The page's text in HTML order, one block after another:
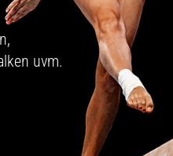
uvm.